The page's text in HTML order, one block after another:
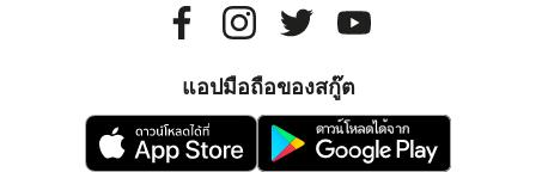
แอปมือถือของสกู๊ต